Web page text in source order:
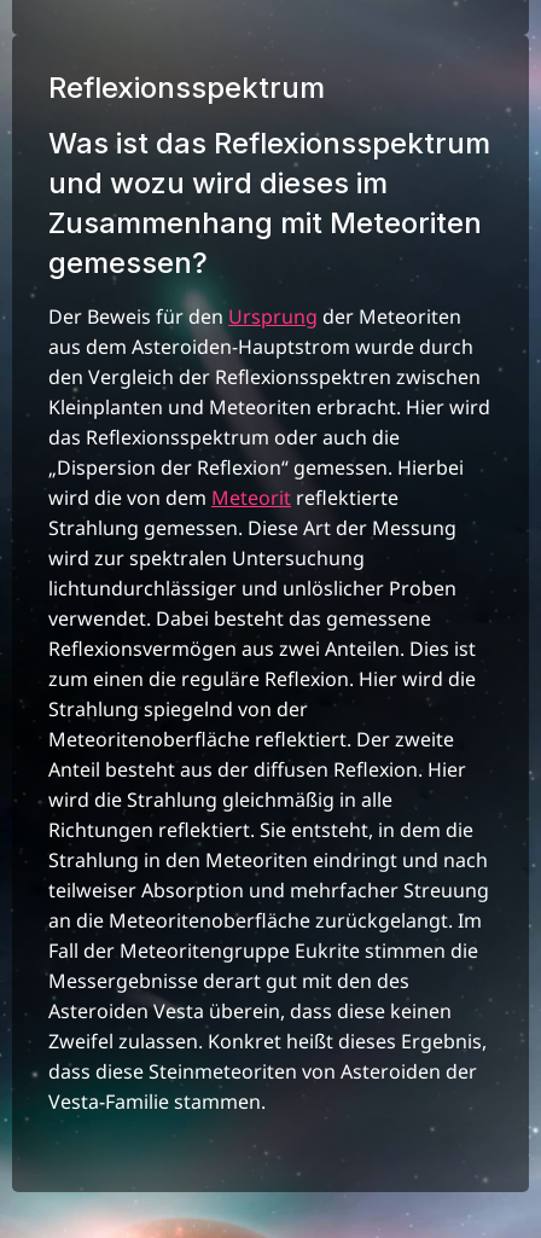
Reflexionsspektrum
Was ist das Reflexionsspektrum
und wozu wird dieses im
Zusammenhang mit Meteoriten
gemessen?
Der Beweis für den Ursprung der Meteoriten
aus dem Asteroiden-Hauptstrom wurde durch
den Vergleich der Reflexionsspektren zwischen
Kleinplanten und Meteoriten erbracht. Hier wird
das Reflexionsspektrum oder auch die
„Dispersion der Reflexion“ gemessen. Hierbei
wird die von dem Meteorit reflektierte
Strahlung gemessen. Diese Art der Messung
wird zur spektralen Untersuchung
lichtundurchlässiger und unlöslicher Proben
verwendet. Dabei besteht das gemessene
Reflexionsvermögen aus zwei Anteilen. Dies ist
zum einen die reguläre Reflexion. Hier wird die
Strahlung spiegelnd von der
Meteoritenoberfläche reflektiert. Der zweite
Anteil besteht aus der diffusen Reflexion. Hier
wird die Strahlung gleichmäßig in alle
Richtungen reflektiert. Sie entsteht, in dem die
Strahlung in den Meteoriten eindringt und nach
teilweiser Absorption und mehrfacher Streuung
an die Meteoritenoberfläche zurückgelangt. Im
Fall der Meteoritengruppe Eukrite stimmen die
Messergebnisse derart gut mit den des
Asteroiden Vesta überein, dass diese keinen
Zweifel zulassen. Konkret heißt dieses Ergebnis,
dass diese Steinmeteoriten von Asteroiden der
Vesta-Familie stammen.